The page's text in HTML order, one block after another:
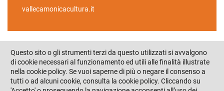
vallecamonicacultura.it
È un’iniziativa del Distretto Culturale di Valle Camonica’:
Questo sito o gli strumenti terzi da questo utilizzati si avvalgono
di cookie necessari al funzionamento ed utili alle finalità illustrate
nella cookie policy. Se vuoi saperne di più o negare il consenso a
tutti o ad alcuni cookie, consulta la cookie policy. Cliccando su